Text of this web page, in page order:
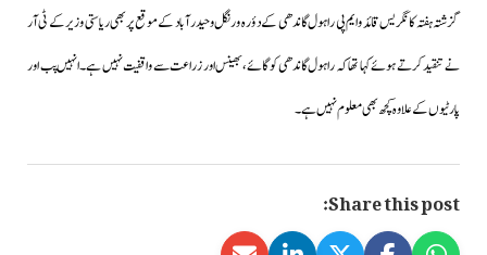
گزشتہ ہفتہ کانگریس قائد و ایم پی راہول گاندھی کے دؤرہ ورنگل و حیدرآباد کے موقع پر بھی ریاستی وزیر کے ٹی آر
نے تنقید کرتے ہوئے کہا تھا کہ راہول گاندھی کو گائے،بھینس اور زراعت سے واقفیت نہیں ہے۔انہیں پب اور
پارٹیوں کے علاوہ کچھ بھی معلوم نہیں ہے۔
Share this post: